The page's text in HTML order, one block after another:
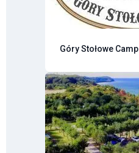
Góry Stołowe Camp